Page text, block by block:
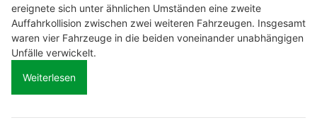
ereignete sich unter ähnlichen Umständen eine zweite
Auffahrkollision zwischen zwei weiteren Fahrzeugen. Insgesamt
waren vier Fahrzeuge in die beiden voneinander unabhängigen
Unfälle verwickelt.
Weiterlesen